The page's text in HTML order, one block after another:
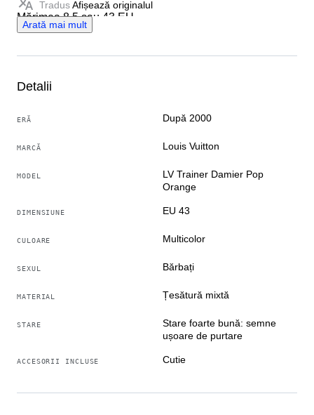
Mărimea 8.5 sau 43 EU
Link de autentificare :
TradusAfișează originalul
Arată mai mult
Detalii
ERĂ După 2000
MARCĂ Louis Vuitton
MODEL
LV Trainer Damier Pop
Orange
DIMENSIUNE EU 43
CULOARE Multicolor
SEXUL Bărbați
MATERIAL Țesătură mixtă
STARE
Stare foarte bună: semne
ușoare de purtare
ACCESORII INCLUSE Cutie